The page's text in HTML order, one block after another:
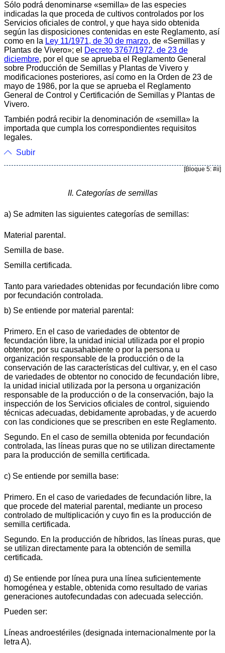
Sólo podrá denominarse «semilla» de las especies
indicadas la que proceda de cultivos controlados por los
Servicios oficiales de control, y que haya sido obtenida
según las disposiciones contenidas en este Reglamento, así
como en la Ley 11/1971, de 30 de marzo, de «Semillas y
Plantas de Vivero»; el Decreto 3767/1972, de 23 de
diciembre, por el que se aprueba el Reglamento General
sobre Producción de Semillas y Plantas de Vivero y
modificaciones posteriores, así como en la Orden de 23 de
mayo de 1986, por la que se aprueba el Reglamento
General de Control y Certificación de Semillas y Plantas de
Vivero.
También podrá recibir la denominación de «semilla» la
importada que cumpla los correspondientes requisitos
legales.
Subir
[Bloque 5: #ii]
II. Categorías de semillas
a) Se admiten las siguientes categorías de semillas:
Material parental.
Semilla de base.
Semilla certificada.
Tanto para variedades obtenidas por fecundación libre como
por fecundación controlada.
b) Se entiende por material parental:
Primero. En el caso de variedades de obtentor de
fecundación libre, la unidad inicial utilizada por el propio
obtentor, por su causahabiente o por la persona u
organización responsable de la producción o de la
conservación de las características del cultivar, y, en el caso
de variedades de obtentor no conocido de fecundación libre,
la unidad inicial utilizada por la persona u organización
responsable de la producción o de la conservación, bajo la
inspección de los Servicios oficiales de control, siguiendo
técnicas adecuadas, debidamente aprobadas, y de acuerdo
con las condiciones que se prescriben en este Reglamento.
Segundo. En el caso de semilla obtenida por fecundación
controlada, las líneas puras que no se utilizan directamente
para la producción de semilla certificada.
c) Se entiende por semilla base:
Primero. En el caso de variedades de fecundación libre, la
que procede del material parental, mediante un proceso
controlado de multiplicación y cuyo fin es la producción de
semilla certificada.
Segundo. En la producción de híbridos, las líneas puras, que
se utilizan directamente para la obtención de semilla
certificada.
d) Se entiende por línea pura una línea suficientemente
homogénea y estable, obtenida como resultado de varias
generaciones autofecundadas con adecuada selección.
Pueden ser:
Líneas androestériles (designada internacionalmente por la
letra A).